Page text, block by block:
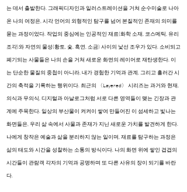
는 데서 출발한다. 그래픽디자인과 일러스트레이션을 거쳐 순수미술로 나아
온 나의 여정은, 시각 언어의 외형적인 탐구를 넘어 본질적인 존재의 의미를
묻는 과정이었다. 작업의 중심에는 인공적인 재료(화학 소재, 코스메틱, 유리
조각)와 자연의 물성(황토, 숯, 흑연, 소금) 사이의 낯선 조우가 있다. 소비되고
폐기되는 사물들은 나의 손을 거쳐 새로운 화면의 레이어로 재탄생한다. 이
는 단순한 물질의 중첩이 아니라, 내가 경험한 기억과 관계, 그리고 흘러간 시
간의 축적을 기록하는 행위이다. 최근의 〈Layered〉 시리즈는 과거와 현재,
의식과 무의식, 디지털과 아날로그처럼 서로 다른 영역들이 맺는 긴장과 관
계에 주목한다. 일상의 부산물이 켜켜이 쌓여 만들어진 이 섬세하고 빛나는
화면들은, 우리 삶 속에서 사물과 존재가 지닌 새로운 가치를 발견하게 한다.
나에게 창작은 예술과 삶을 분리하지 않는 일이며, 재료를 탐구하는 과정은
삶의 태도와 시간을 성찰하는 소통의 방식이다. 나의 화면 위에 쌓인 겹겹의
시간들이 관람객 각자의 기억과 공명하며 또 다른 사유의 장이 되기를 바란
다.